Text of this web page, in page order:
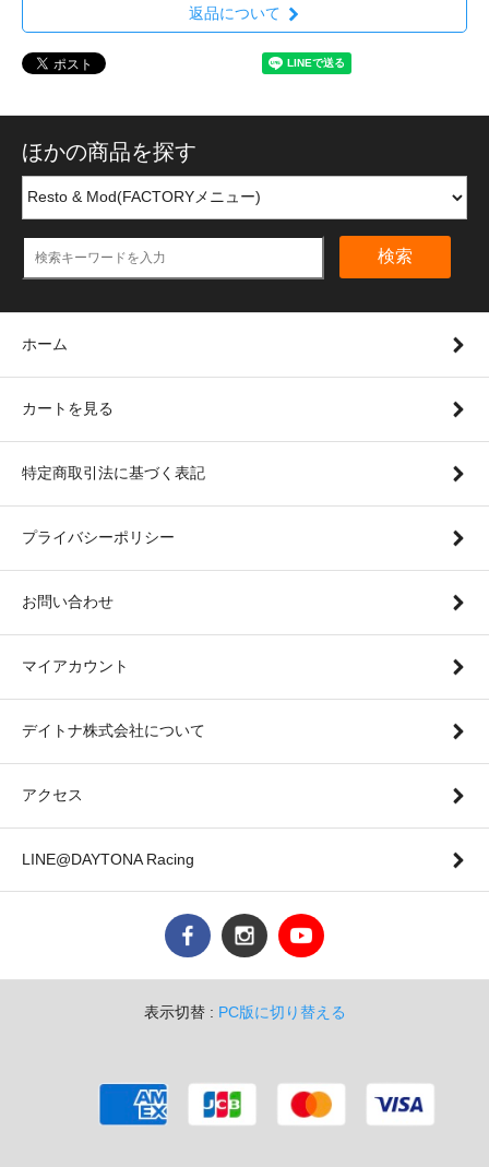
返品について
ほかの商品を探す
検索
ホーム
カートを見る
特定商取引法に基づく表記
プライバシーポリシー
お問い合わせ
マイアカウント
デイトナ株式会社について
アクセス
LINE@DAYTONA Racing
表示切替 : PC版に切り替える